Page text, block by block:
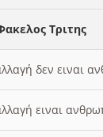
Τριτης
δεν ειναι
ειναι